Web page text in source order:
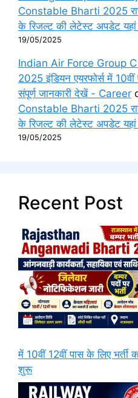
Constable Bharti 2025
के रिजल्ट की लेटेस्ट अपडेट
19/05/2025
Indian Air Force Group
2025 इंडियन एयरफोर्स में 10वीं
संपूर्ण जानकारी देखें - Career
Constable Bharti 2025
के रिजल्ट की लेटेस्ट अपडेट
19/05/2025
Recent Post
में 10वीं 12वीं पास के लिए
शुरू